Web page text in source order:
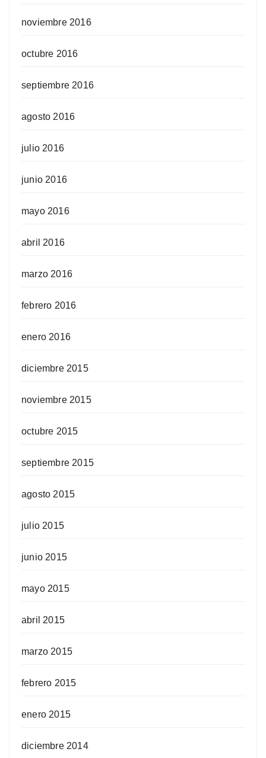
noviembre 2016
octubre 2016
septiembre 2016
agosto 2016
julio 2016
junio 2016
mayo 2016
abril 2016
marzo 2016
febrero 2016
enero 2016
diciembre 2015
noviembre 2015
octubre 2015
septiembre 2015
agosto 2015
julio 2015
junio 2015
mayo 2015
abril 2015
marzo 2015
febrero 2015
enero 2015
diciembre 2014